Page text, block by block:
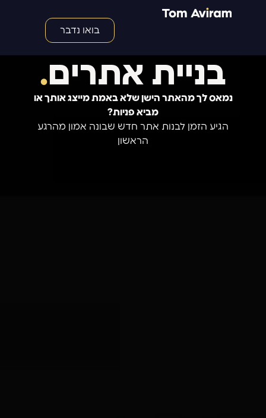
בואו נדבר
בניית אתרים.
נמאס לך מהאתר הישן שלא באמת מייצג אותך או
מביא פניות?
הגיע הזמן לבנות אתר חדש שבונה אמון מהרגע
הראשון